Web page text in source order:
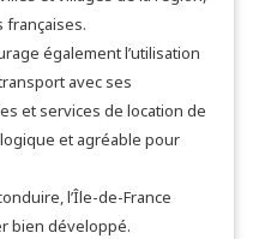
françaises.
également l’utilisation
avec ses
et services de location de
et agréable pour
l’Île-de-France
bien développé.